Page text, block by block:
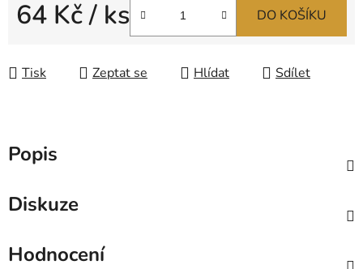
64 Kč/ ks DO KOŠÍKU
Tisk Zeptat se Hlídat Sdílet
Popis
Diskuze
Hodnocení